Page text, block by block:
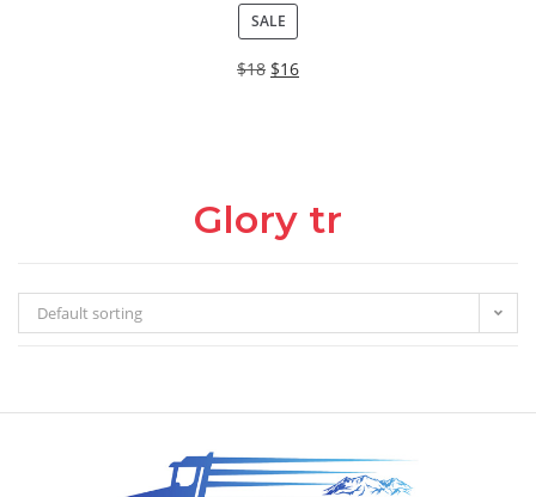
SALE
$18 $16
Glory tr
Default sorting